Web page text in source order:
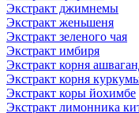
Экстракт джимнемы
Экстракт женьшеня
Экстракт зеленого чая
Экстракт имбиря
Экстракт корня
Экстракт корня
Экстракт коры йохимбе
Экстракт лимонника